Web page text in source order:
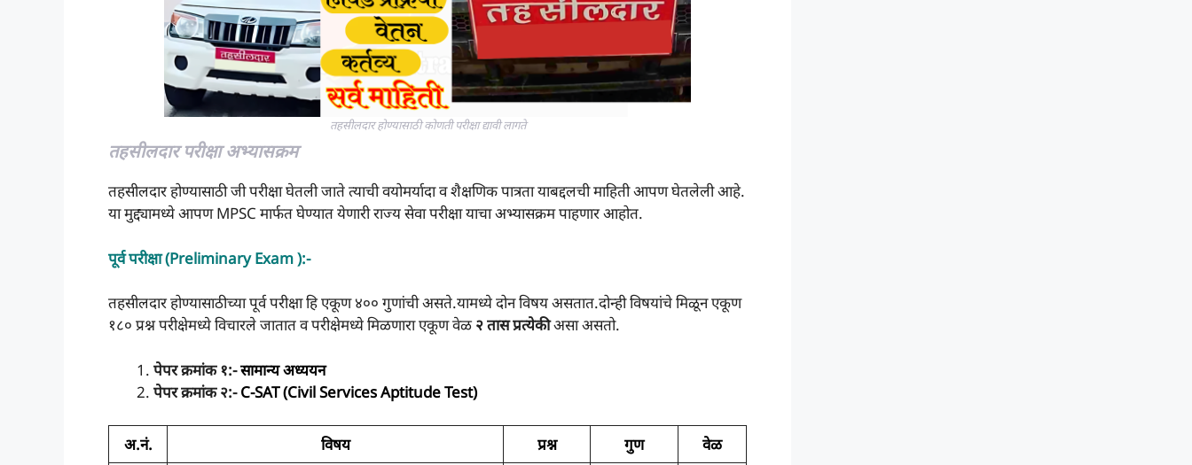
तहसीलदार होण्यासाठी कोणती परीक्षा द्यावी लागते
तहसीलदार परीक्षा अभ्यासक्रम
तहसीलदार होण्यासाठी जी परीक्षा घेतली जाते त्याची वयोमर्यादा व शैक्षणिक पात्रता याबद्दलची माहिती आपण घेतलेली आहे.
या मुद्द्यामध्ये आपण MPSC मार्फत घेण्यात येणारी राज्य सेवा परीक्षा याचा अभ्यासक्रम पाहणार आहोत.
पूर्व परीक्षा (Preliminary Exam ):-
तहसीलदार होण्यासाठीच्या पूर्व परीक्षा हि एकूण ४०० गुणांची असते.यामध्ये दोन विषय असतात.दोन्ही विषयांचे मिळून एकूण
१८० प्रश्न परीक्षेमध्ये विचारले जातात व परीक्षेमध्ये मिळणारा एकूण वेळ २ तास प्रत्येकीअसा असतो.
पेपर क्रमांक १:-सामान्य अध्ययन
पेपर क्रमांक २:-C-SAT (Civil Services Aptitude Test)
अ.नं. विषय प्रश्न गुण वेळ